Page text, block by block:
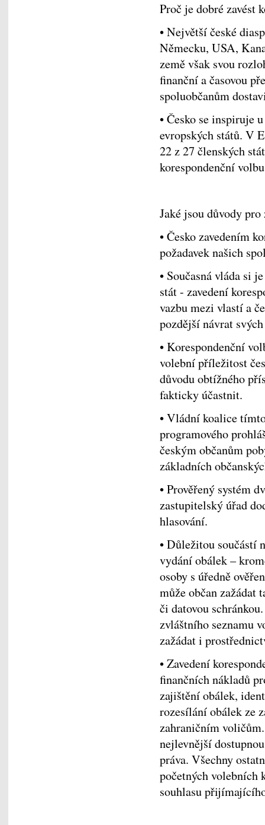
Proč je dobré zavést
• Největší české
Německu, USA,
země však svou
finanční a časovou
spoluobčanům
• Česko se inspiruje
evropských států. V
22 z 27 členských
korespondenční
Jaké jsou důvody
• Česko zavedením
požadavek našich
• Současná vláda si
stát - zavedení
vazbu mezi vlastí a
pozdější návrat
• Korespondenční
volební příležitost
důvodu obtížného
fakticky účastnit.
• Vládní koalice
programového
českým občanům
základních
• Prověřený systém
zastupitelský úřad
hlasování.
• Důležitou součástí
vydání obálek –
osoby s úředně
může občan zažádat
či datovou
zvláštního seznamu
zažádat i
• Zavedení
finančních nákladů
zajištění obálek,
rozesílání obálek ze
zahraničním
nejlevnější
práva. Všechny
početných volebních
souhlasu